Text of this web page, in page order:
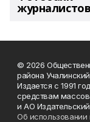
© 2026
района
Издается с 1991
средствам
и АО
Об использовании